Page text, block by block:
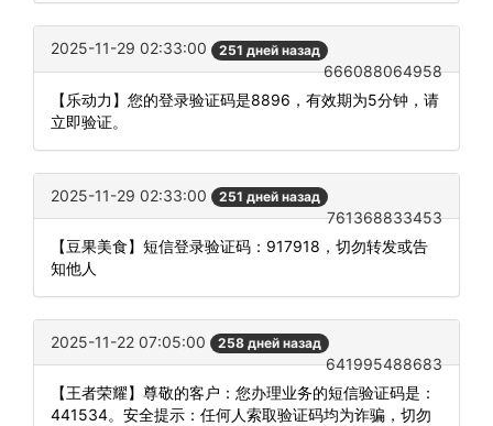
2025-11-29 02:33:00 251 дней назад
666088064958
【乐动力】您的登录验证码是8896，有效期为5分钟，请
立即验证。
2025-11-29 02:33:00 251 дней назад
761368833453
【豆果美食】短信登录验证码：917918，切勿转发或告
知他人
2025-11-22 07:05:00 258 дней назад
641995488683
【王者荣耀】尊敬的客户：您办理业务的短信验证码是：
441534。安全提示：任何人索取验证码均为诈骗，切勿